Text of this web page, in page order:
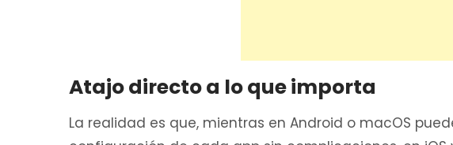
Atajo directo a lo que importa
La realidad es que, mientras en Android o macOS